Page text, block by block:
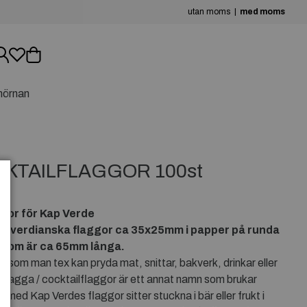
utan moms med moms
100st
för Kap Verde
flaggor ca 35x25mm i papper på runda
är ca 65mm långa.
som man tex kan pryda mat, snittar, bakverk, drinkar eller
/ cocktailflaggor är ett annat namn som brukar
med Kap Verdes flaggor sitter stuckna i bär eller frukt i